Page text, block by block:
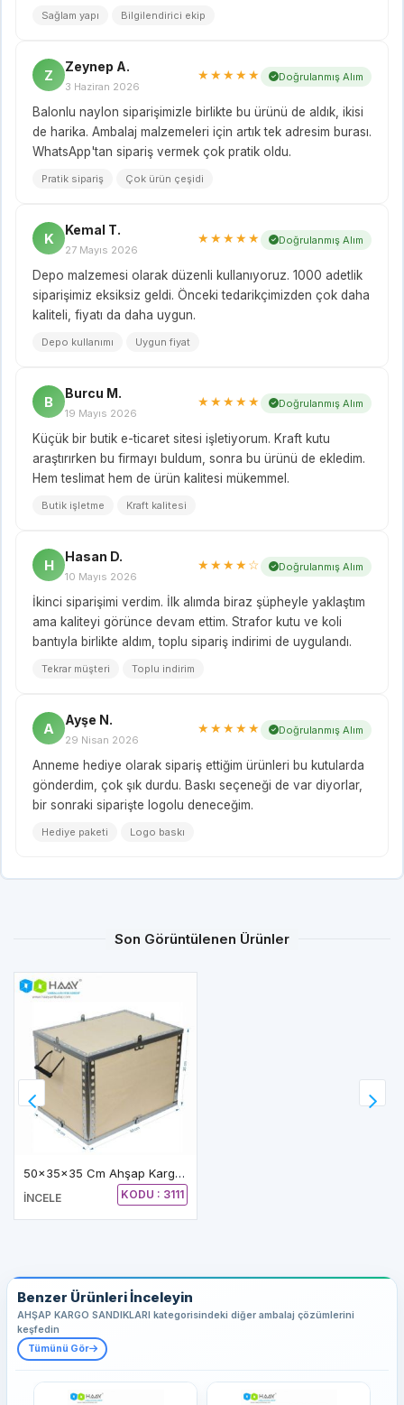
Sağlam yapı Bilgilendirici ekip
Z
Zeynep A.
3 Haziran 2026
★★★★★ Doğrulanmış Alım
Balonlu naylon siparişimizle birlikte bu ürünü de aldık, ikisi
de harika. Ambalaj malzemeleri için artık tek adresim burası.
WhatsApp'tan sipariş vermek çok pratik oldu.
Pratik sipariş Çok ürün çeşidi
K
Kemal T.
27 Mayıs 2026
★★★★★ Doğrulanmış Alım
Depo malzemesi olarak düzenli kullanıyoruz. 1000 adetlik
siparişimiz eksiksiz geldi. Önceki tedarikçimizden çok daha
kaliteli, fiyatı da daha uygun.
Depo kullanımı Uygun fiyat
B
Burcu M.
19 Mayıs 2026
★★★★★ Doğrulanmış Alım
Küçük bir butik e-ticaret sitesi işletiyorum. Kraft kutu
araştırırken bu firmayı buldum, sonra bu ürünü de ekledim.
Hem teslimat hem de ürün kalitesi mükemmel.
Butik işletme Kraft kalitesi
H
Hasan D.
10 Mayıs 2026
★★★★☆ Doğrulanmış Alım
İkinci siparişimi verdim. İlk alımda biraz şüpheyle yaklaştım
ama kaliteyi görünce devam ettim. Strafor kutu ve koli
bantıyla birlikte aldım, toplu sipariş indirimi de uygulandı.
Tekrar müşteri Toplu indirim
A
Ayşe N.
29 Nisan 2026
★★★★★ Doğrulanmış Alım
Anneme hediye olarak sipariş ettiğim ürünleri bu kutularda
gönderdim, çok şık durdu. Baskı seçeneği de var diyorlar,
bir sonraki siparişte logolu deneceğim.
Hediye paketi Logo baskı
Son Görüntülenen Ürünler
50x35x35 Cm Ahşap Kargo Sandığı
İNCELE KODU : 3111
Benzer Ürünleri İnceleyin
AHŞAP KARGO SANDIKLARI kategorisindeki diğer ambalaj çözümlerini
keşfedin
Tümünü Gör